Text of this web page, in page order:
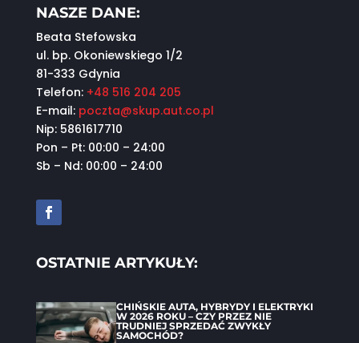
NASZE DANE:
Beata Stefowska
ul. bp. Okoniewskiego 1/2
81-333 Gdynia
Telefon: +48 516 204 205
E-mail: poczta@skup.aut.co.pl
Nip: 5861617710
Pon – Pt: 00:00 – 24:00
Sb – Nd: 00:00 – 24:00
OSTATNIE ARTYKUŁY:
CHIŃSKIE AUTA, HYBRYDY I ELEKTRYKI
W 2026 ROKU – CZY PRZEZ NIE
TRUDNIEJ SPRZEDAĆ ZWYKŁY
SAMOCHÓD?